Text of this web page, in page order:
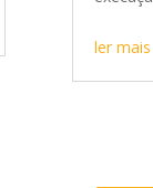
ler mais